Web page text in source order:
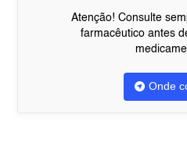
Atenção! Consulte
farmacêutico antes
Onde